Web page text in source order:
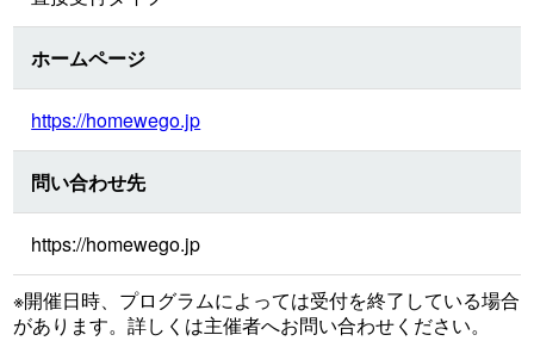
ホームページ
https://homewego.jp
問い合わせ先
https://homewego.jp
※開催日時、プログラムによっては受付を終了している場合
があります。詳しくは主催者へお問い合わせください。